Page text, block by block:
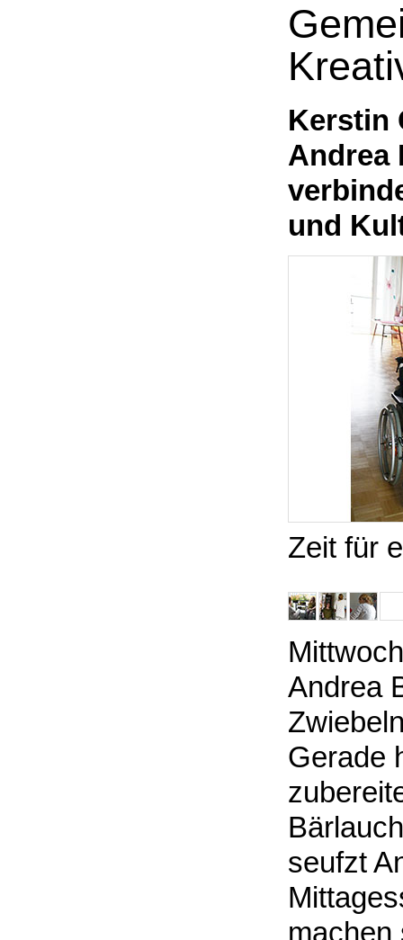
Kerstin
Andrea
und
Zeit für
Andrea
Gerade
seufzt
machen